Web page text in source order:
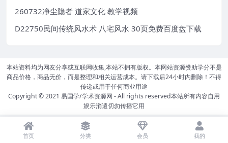
260732净尘隐者 道家文化 教学视频
D22750民间传统风水术 八宅风水 30页免费百度盘下载
本站资料均为网友分享或互联网收集,本站不拥有版权。本网站资源赞助学分不是
商品价格，商品无价，而是整理和相关运营成本。请下载后24小时内删除！不得
传递或用于任何商业用途
Copyright © 2021 易国学/学术资源网 - All rights reserved本站所有内容自用
娱乐消遣切勿传播它用
首页 分类 会员 我的